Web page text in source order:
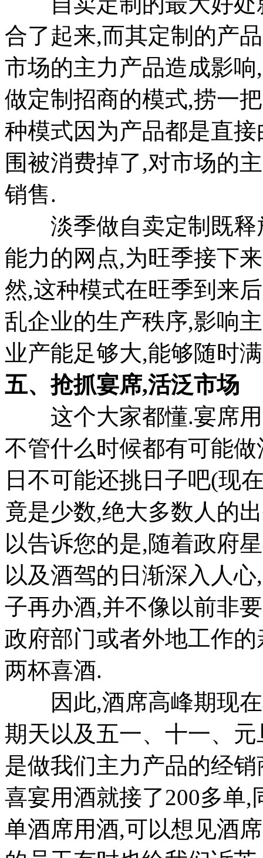
合了起来,而其定制的产
市场的主力产品造成影
做定制招商的模式,捞一
种模式因为产品都是直
围被消费掉了,对市场的
销售.
淡季做自卖定制既释
能力的网点,为旺季接下
然,这种模式在旺季到来
乱企业的生产秩序,影响
业产能足够大,能够随时
五、抢抓宴席,活泛市场
这个大家都懂.宴席用
不管什么时候都有可能
日不可能还挑日子吧(现
竟是少数,绝大多数人的
以告诉您的是,随着政府
以及酒驾的日渐深入人
子再办酒,并不像以前非
政府部门或者外地工作
两杯喜酒.
因此,酒席高峰期现在
期天以及五一、十一、
是做我们主力产品的经
喜宴用酒就接了200多单,
单酒席用酒,可以想见酒